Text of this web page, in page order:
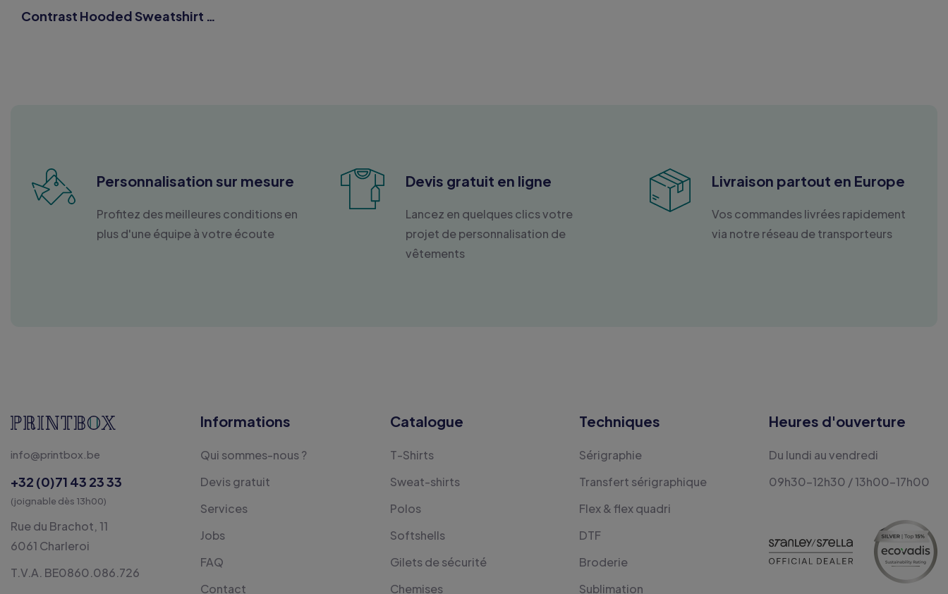
Contrast Hooded Sweatshirt Men
Personnalisation sur mesure
Profitez des meilleures conditions en
plus d'une équipe à votre écoute
Devis gratuit en ligne
Lancez en quelques clics votre
projet de personnalisation de
vêtements
Livraison partout en Europe
Vos commandes livrées rapidement
via notre réseau de transporteurs
info@printbox.be
+32 (0)71 43 23 33
(joignable dès 13h00)
Rue du Brachot, 11
6061 Charleroi
T.V.A. BE0860.086.726
Informations
Qui sommes-nous ?
Devis gratuit
Services
Jobs
FAQ
Contact
Catalogue
T-Shirts
Sweat-shirts
Polos
Softshells
Gilets de sécurité
Chemises
Techniques
Sérigraphie
Transfert sérigraphique
Flex & flex quadri
DTF
Broderie
Sublimation
Heures d'ouverture
Du lundi au vendredi
09h30-12h30 / 13h00-17h00